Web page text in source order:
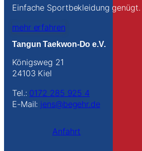
Einfache Sportbekleidung genügt.
mehr erfahren
Tangun Taekwon-Do e.V.
Königsweg 21
24103 Kiel
Tel.: 0172 285 925 4
E-Mail: jens@begehr.de
Anfahrt